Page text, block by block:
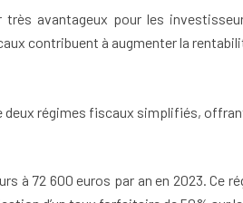
avantageux pour les
contribuent à augmenter la
régimes fiscaux simplifiés,
à 72 600 euros par an en 2023. Ce